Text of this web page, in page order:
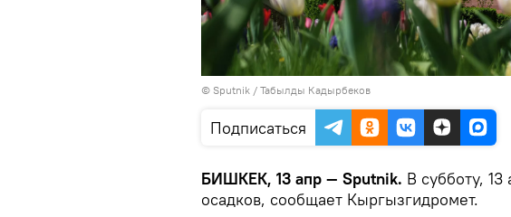
© Sputnik / Табылды Кадырбеков
Подписаться
БИШКЕК, 13 апр — Sputnik. В субботу,
осадков, сообщает Кыргызгидромет.